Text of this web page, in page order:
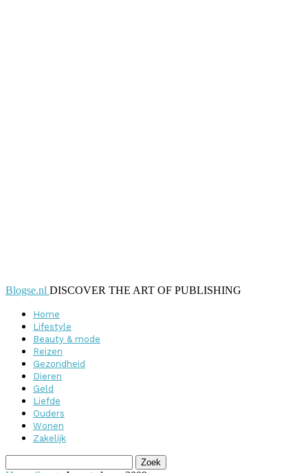
Blogse.nl DISCOVER THE ART OF PUBLISHING
Home
Lifestyle
Beauty & mode
Reizen
Gezondheid
Dieren
Geld
Liefde
Ouders
Wonen
Zakelijk